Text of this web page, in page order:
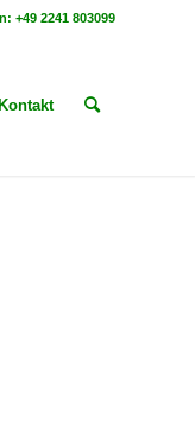
+49 2241 803099
Kontakt